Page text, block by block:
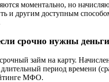
моментально, но
и другим доступным
срочно нужны
займ на карту.
период времени
МФО.